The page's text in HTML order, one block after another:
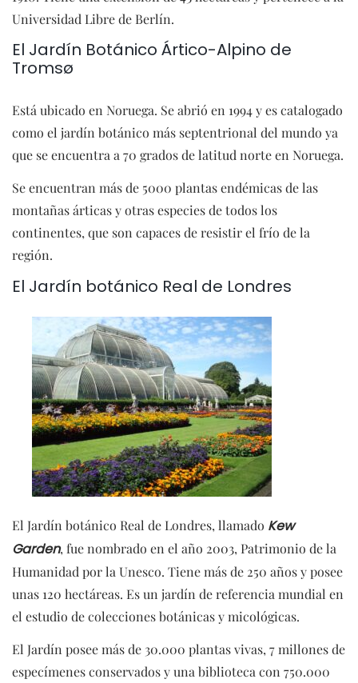
Universidad Libre de Berlín.
El Jardín Botánico Ártico-Alpino de
Tromsø
Está ubicado en Noruega. Se abrió en 1994 y es catalogado
como el jardín botánico más septentrional del mundo ya
que se encuentra a 70 grados de latitud norte en Noruega.
Se encuentran más de 5000 plantas endémicas de las
montañas árticas y otras especies de todos los
continentes, que son capaces de resistir el frío de la
región.
El Jardín botánico Real de Londres
El Jardín botánico Real de Londres, llamado Kew
Garden, fue nombrado en el año 2003, Patrimonio de la
Humanidad por la Unesco. Tiene más de 250 años y posee
unas 120 hectáreas. Es un jardín de referencia mundial en
el estudio de colecciones botánicas y micológicas.
El Jardín posee más de 30.000 plantas vivas, 7 millones de
especímenes conservados y una biblioteca con 750.000